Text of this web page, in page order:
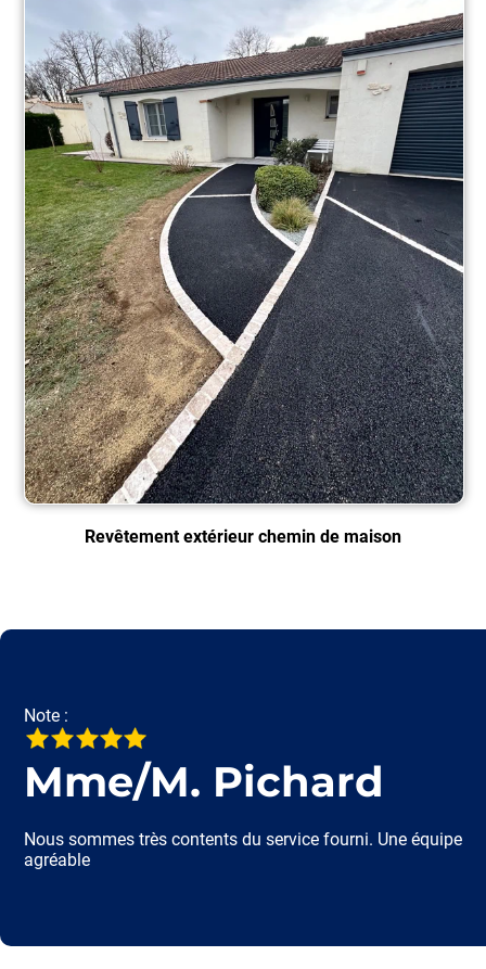
Revêtement extérieur chemin de maison
Note :
Mme/M. Pichard
Nous sommes très contents du service fourni. Une équipe
agréable